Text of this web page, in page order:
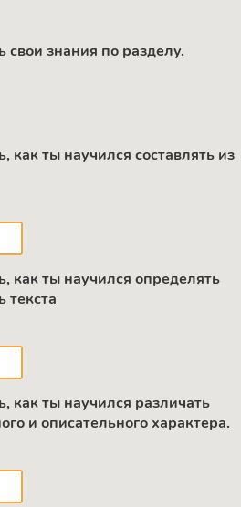
знания по разделу.
как ты научился составлять из
как ты научился определять
текста
как ты научился различать
и описательного характера.